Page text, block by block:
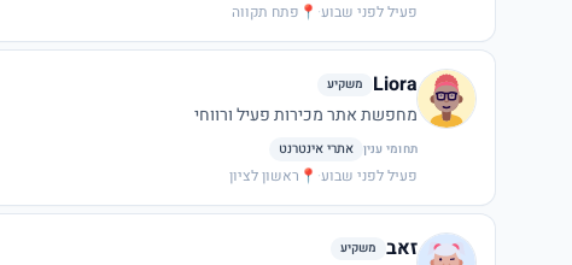
פעיל לפני שבוע·
📍 פתח תקווה
Liora משקיע
מחפשת אתר מכירות פעיל ורווחי
תחומי ענין אתרי אינטרנט
פעיל לפני שבוע·
📍 ראשון לציון
זאב משקיע